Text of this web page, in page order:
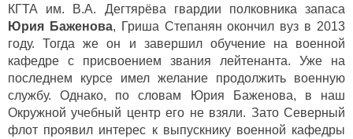
КГТА им. В.А. Дегтярёва гвардии полковника запаса
Юрия Баженова, Гриша Степанян окончил вуз в 2013
году. Тогда же он и завершил обучение на военной
кафедре с присвоением звания лейтенанта. Уже на
последнем курсе имел желание продолжить военную
службу. Однако, по словам Юрия Баженова, в наш
Окружной учебный центр его не взяли. Зато Северный
флот проявил интерес к выпускнику военной кафедры